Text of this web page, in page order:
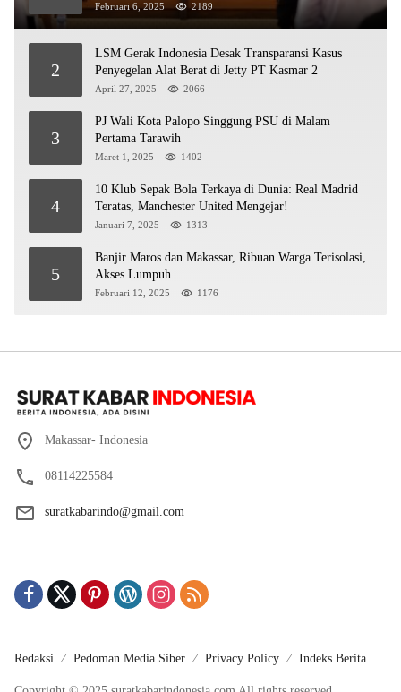
Februari 6, 2025 2189
2
LSM Gerak Indonesia Desak Transparansi Kasus
Penyegelan Alat Berat di Jetty PT Kasmar 2
April 27, 2025 2066
3
PJ Wali Kota Palopo Singgung PSU di Malam
Pertama Tarawih
Maret 1, 2025 1402
4
10 Klub Sepak Bola Terkaya di Dunia: Real Madrid
Teratas, Manchester United Mengejar!
Januari 7, 2025 1313
5
Banjir Maros dan Makassar, Ribuan Warga Terisolasi,
Akses Lumpuh
Februari 12, 2025 1176
Makassar- Indonesia
08114225584
suratkabarindo@gmail.com
Redaksi Pedoman Media Siber Privacy Policy Indeks Berita